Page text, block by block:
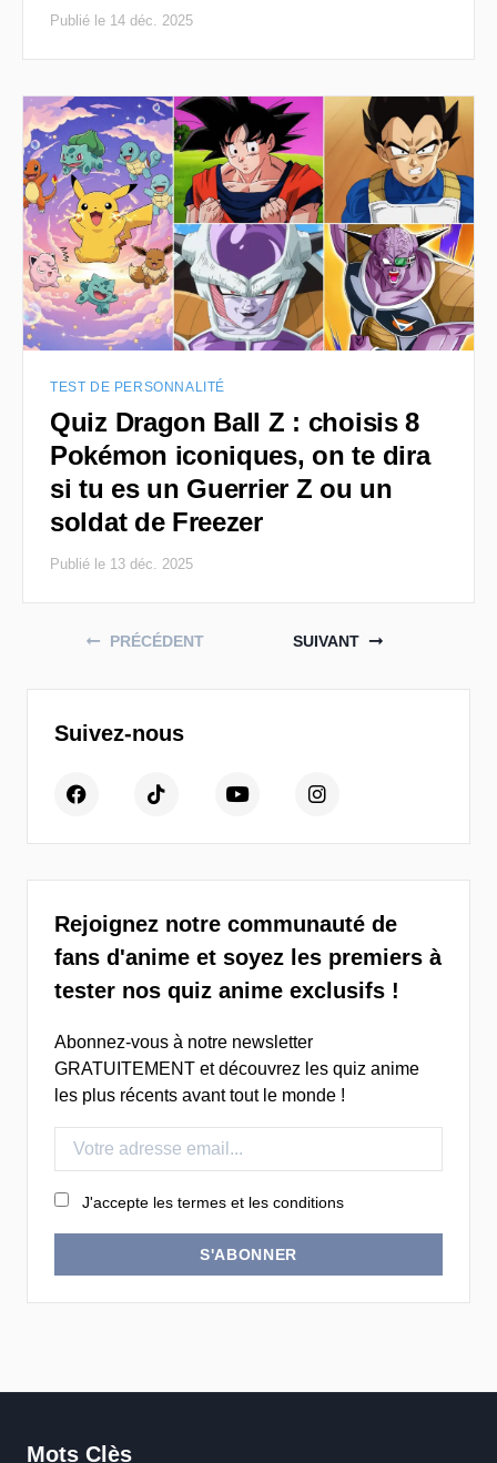
Publié le 14 déc. 2025
TEST DE PERSONNALITÉ
Quiz Dragon Ball Z : choisis 8
Pokémon iconiques, on te dira
si tu es un Guerrier Z ou un
soldat de Freezer
Publié le 13 déc. 2025
Posts navigation
PRÉCÉDENT SUIVANT
Suivez-nous
Rejoignez notre communauté de
fans d'anime et soyez les premiers à
tester nos quiz anime exclusifs !
Abonnez-vous à notre newsletter
GRATUITEMENT et découvrez les quiz anime
les plus récents avant tout le monde !
J'accepte les termes et les conditions
S'ABONNER
Mots Clès